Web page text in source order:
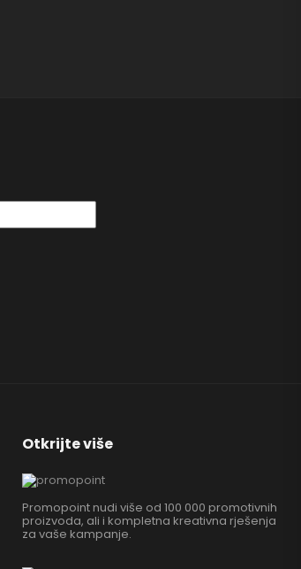
Otkrijte više
Promopoint nudi više od 100 000 promotivnih
proizvoda, ali i kompletna kreativna rješenja
za vaše kampanje.